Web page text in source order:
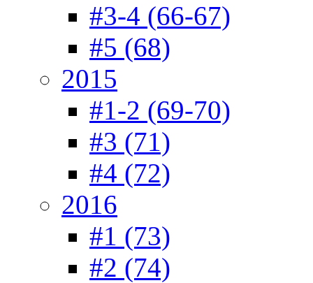
#3-4 (66-67)
#5 (68)
2015
#1-2 (69-70)
#3 (71)
#4 (72)
2016
#1 (73)
#2 (74)